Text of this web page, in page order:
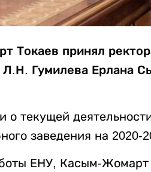
Токаев принял
Л.Н. Гумилева Ерлана
о текущей
заведения на 2020-
ЕНУ, Касым-Жомарт